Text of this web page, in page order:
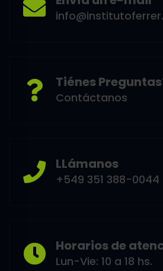
Tiénes
Contáctanos
LLámanos
+549 351 388-0044
Horarios de
Lun-Vie: 10 a 18 hs.